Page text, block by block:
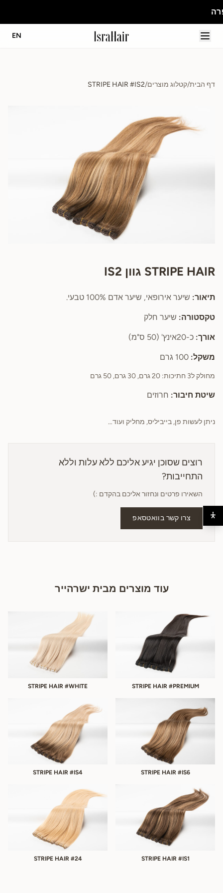
EN
דף הבית/קטלוג מוצרים/
STRIPE HAIR #IS2
STRIPE HAIR גוון IS2
תיאור: שיער אירופאי, שיער אדם 100% טבעי.
טקסטורה: שיער חלק
אורך: כ-20אינץ' (50 ס"מ)
משקל: 100 גרם
מחולק ל3 חתיכות: 20 גרם, 30 גרם, 50 גרם
שיטת חיבור: חרוזים
ניתן לעשות פן, בייביליס, מחליק ועוד…
רוצים שסוכן יגיע אליכם ללא עלות וללא
התחייבות?
השאירו פרטים ונחזור אליכם בהקדם :)
צרו קשר בוואטסאפ
עוד מוצרים מבית ישרהייר
STRIPE HAIR #PREMIUM
STRIPE HAIR #WHITE
STRIPE HAIR #IS6
STRIPE HAIR #IS4
STRIPE HAIR #IS1
STRIPE HAIR #24